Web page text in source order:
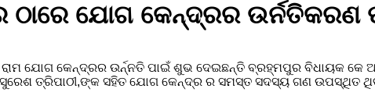
ଯୋଗ କେନ୍ଦ୍ରର ଉର୍ନତିକରଣ
ଯୋଗ କେନ୍ଦ୍ରର ଉର୍ନ୍ନତି ପାଇଁ ଶୁଭ ଦେଇଛନ୍ତି ବ୍ରହ୍ମପୁର ବିଧାୟକ କେ
ତ୍ରିପାଠୀ,ଙ୍କ ସହିତ ଯୋଗ କେନ୍ଦ୍ର ର ସମସ୍ତ ସଦସ୍ୟ ଗଣ ଉପସ୍ଥିତ